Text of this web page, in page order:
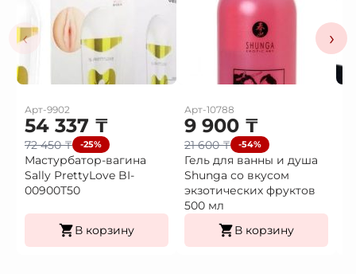
‹
Арт-9902
54 337 ₸
72 450₸ -25%
Мастурбатор-вагина
Sally PrettyLove BI-
00900T50
В корзину
Арт-10788
9 900 ₸
21 600₸ -54%
Гель для ванны и душа
Shunga со вкусом
экзотических фруктов
500 мл
В корзину
›